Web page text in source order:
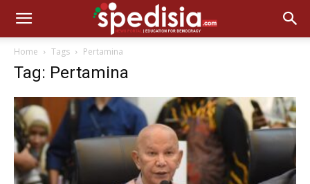
Home Tags Pertamina
Tag: Pertamina